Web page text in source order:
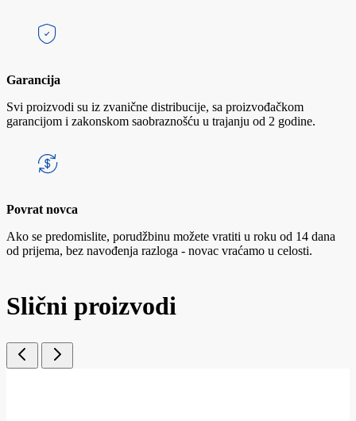
Garancija
Svi proizvodi su iz zvanične distribucije, sa proizvođačkom
garancijom i zakonskom saobraznošću u trajanju od 2 godine.
Povrat novca
Ako se predomislite, porudžbinu možete vratiti u roku od 14 dana
od prijema, bez navođenja razloga - novac vraćamo u celosti.
Slični proizvodi